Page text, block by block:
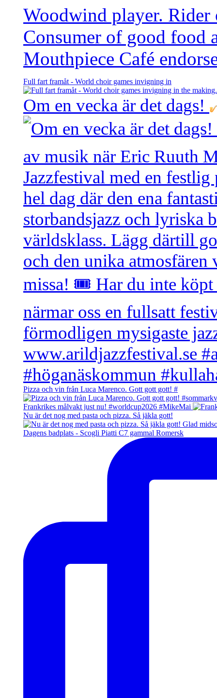
Woodwind player.
Consumer of good food
Mouthpiece Café
Full fart framåt - World choir games invigning in
Om en vecka är det dags!
Pizza och vin från Luca Marenco. Gott gott gott! #
Frankrikes målvakt just nu! #worldcup2026 #MikeMai
Nu är det nog med pasta och pizza. Så jäkla gott!
Dagens badplats - Scogli Piatti C7 gammal Romersk